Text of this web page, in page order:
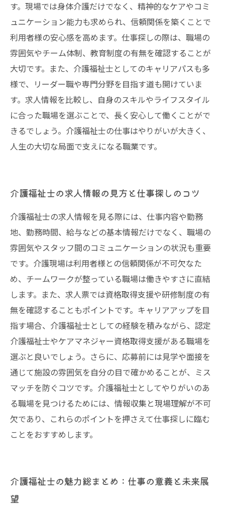
す。現場では身体介護だけでなく、精神的なケアやコミ
ュニケーション能力も求められ、信頼関係を築くことで
利用者様の安心感を高めます。仕事探しの際は、職場の
雰囲気やチーム体制、教育制度の有無を確認することが
大切です。また、介護福祉士としてのキャリアパスも多
様で、リーダー職や専門分野を目指す道も開けていま
す。求人情報を比較し、自身のスキルやライフスタイル
に合った職場を選ぶことで、長く安心して働くことがで
きるでしょう。介護福祉士の仕事はやりがいが大きく、
人生の大切な局面で支えになる職業です。
介護福祉士の求人情報の見方と仕事探しのコツ
介護福祉士の求人情報を見る際には、仕事内容や勤務
地、勤務時間、給与などの基本情報だけでなく、職場の
雰囲気やスタッフ間のコミュニケーションの状況も重要
です。介護現場は利用者様との信頼関係が不可欠なた
め、チームワークが整っている職場は働きやすさに直結
します。また、求人票では資格取得支援や研修制度の有
無を確認することもポイントです。キャリアアップを目
指す場合、介護福祉士としての経験を積みながら、認定
介護福祉士やケアマネジャー資格取得支援がある職場を
選ぶと良いでしょう。さらに、応募前には見学や面接を
通じて施設の雰囲気を自分の目で確かめることが、ミス
マッチを防ぐコツです。介護福祉士としてやりがいのあ
る職場を見つけるためには、情報収集と現場理解が不可
欠であり、これらのポイントを押さえて仕事探しに臨む
ことをおすすめします。
介護福祉士の魅力総まとめ：仕事の意義と未来展
望